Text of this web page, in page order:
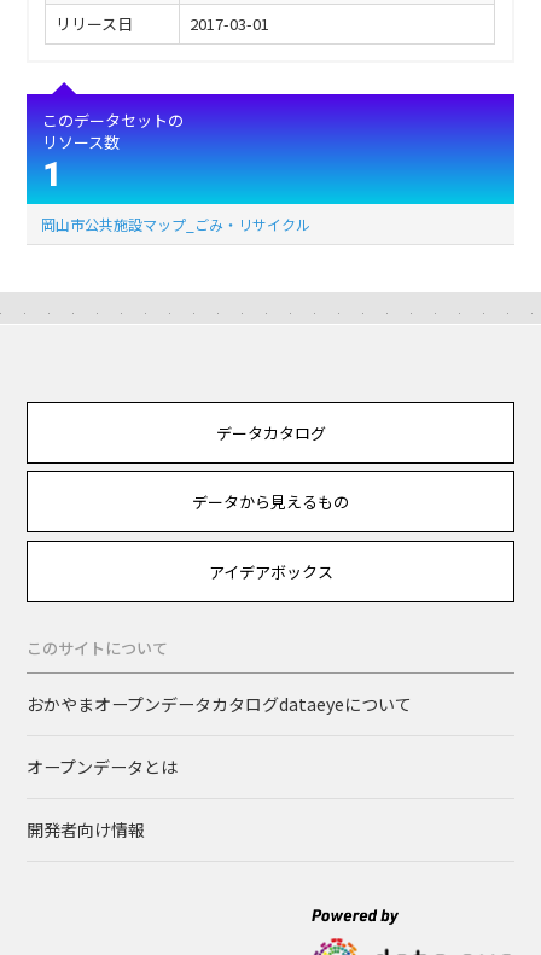
リリース日 2017-03-01
このデータセットの
リソース数
1
岡山市公共施設マップ_ごみ・リサイクル
データカタログ
データから見えるもの
アイデアボックス
このサイトについて
おかやまオープンデータカタログdataeyeについて
オープンデータとは
開発者向け情報